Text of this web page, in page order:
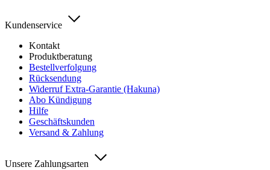
Kundenservice
Kontakt
Produktberatung
Bestellverfolgung
Rücksendung
Widerruf Extra-Garantie (Hakuna)
Abo Kündigung
Hilfe
Geschäftskunden
Versand & Zahlung
Unsere Zahlungsarten